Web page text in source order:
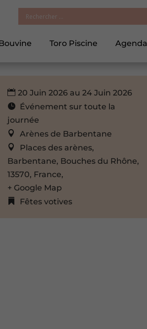
Toro Piscine Agenda
20 Juin 2026 au 24 Juin 2026
Événement sur toute la
journée
Arènes de Barbentane
Places des arènes,
Barbentane, Bouches du Rhône,
13570, France,
+ Google Map
Fêtes votives